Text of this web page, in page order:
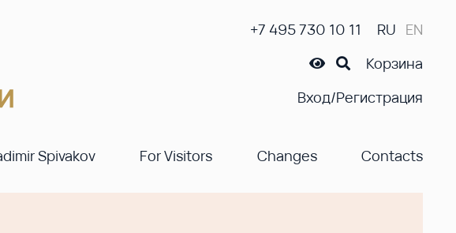
+7 495 730 10 11 RU EN
Корзина
Вход/Регистрация
Spivakov For Visitors Changes Contacts